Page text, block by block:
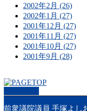
2002年2月 (26)
2002年1月 (27)
2001年12月 (27)
2001年11月 (27)
2001年10月 (27)
2001年9月 (28)
前衆議院議員 手塚よし